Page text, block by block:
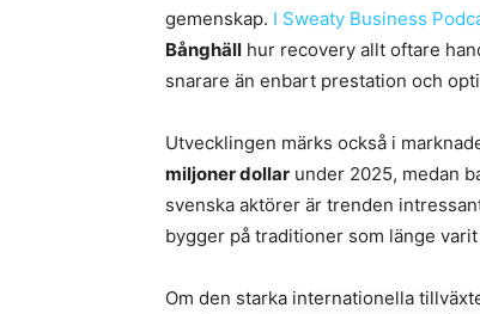
gemenskap. I Sweaty Business
Bånghäll hur recovery allt oftare
snarare än enbart prestation och
Utvecklingen märks också i
miljoner dollar under 2025, medan
svenska aktörer är trenden
bygger på traditioner som länge
Om den starka internationella